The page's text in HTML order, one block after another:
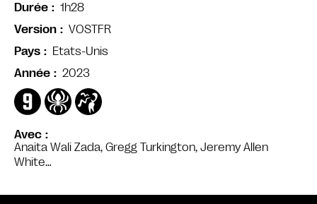
Avec
Anaita Wali Zada, Gregg Turkington, Jeremy Allen
White…
Durée
1h28
Version
VOSTFR
Pays
Etats-Unis
Année
2023